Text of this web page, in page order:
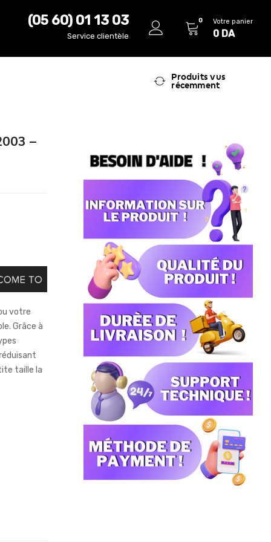
(05 60) 01 13 03
Service clientèle
0 Votre panier
0 DA
Produits vus
récemment
–
votre
Grâce à
taille la